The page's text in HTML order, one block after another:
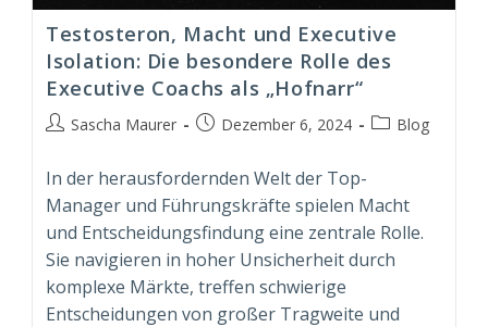
Testosteron, Macht und Executive
Isolation: Die besondere Rolle des
Executive Coachs als „Hofnarr“
Beitrags-
Sascha Maurer
BeitragDezember 6, 2024
Beitrags-
Blog
In der herausfordernden Welt der Top-
Manager und Führungskräfte spielen Macht
und Entscheidungsfindung eine zentrale Rolle.
Sie navigieren in hoher Unsicherheit durch
komplexe Märkte, treffen schwierige
Entscheidungen von großer Tragweite und